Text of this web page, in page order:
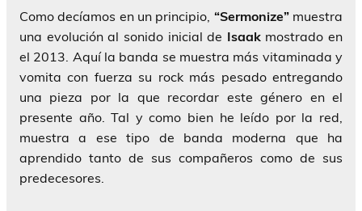
Como decíamos en un principio, “Sermonize”muestra
una evolución al sonido inicial de Isaakmostrado en
el 2013. Aquí la banda se muestra más vitaminada y
vomita con fuerza su rock más pesado entregando
una pieza por la que recordar este género en el
presente año. Tal y como bien he leído por la red,
muestra a ese tipo de banda moderna que ha
aprendido tanto de sus compañeros como de sus
predecesores.